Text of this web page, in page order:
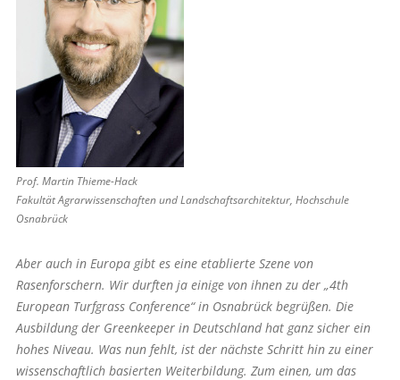
Prof. Martin Thieme-Hack
Fakultät Agrarwissen­schaften und Landschaft­s­architektur, Hochschule
Osnabrück
Aber auch in Europa gibt es eine etablierte Szene von
Rasenforschern. Wir durften ja einige von ihnen zu der „4th
European Turfgrass Conference“ in Osnabrück begrüßen. Die
Ausbildung der Greenkeeper in Deutschland hat ganz sicher ein
hohes Niveau. Was nun fehlt, ist der nächste Schritt hin zu einer
wissenschaftlich basierten Weiterbildung. Zum einen, um das